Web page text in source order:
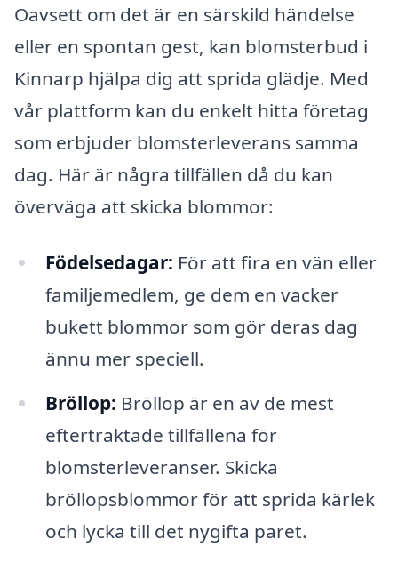
Oavsett om det är en särskild händelse
eller en spontan gest, kan blomsterbud i
Kinnarp hjälpa dig att sprida glädje. Med
vår plattform kan du enkelt hitta företag
som erbjuder blomsterleverans samma
dag. Här är några tillfällen då du kan
överväga att skicka blommor:
Födelsedagar: För att fira en vän eller
familjemedlem, ge dem en vacker
bukett blommor som gör deras dag
ännu mer speciell.
Bröllop: Bröllop är en av de mest
eftertraktade tillfällena för
blomsterleveranser. Skicka
bröllopsblommor för att sprida kärlek
och lycka till det nygifta paret.